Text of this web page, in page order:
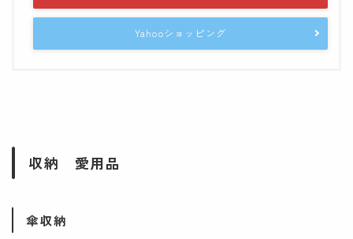
Yahooショッピング
収納 愛用品
傘収納